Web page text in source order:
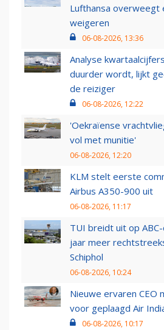
Lufthansa overweegt
weigeren
06-08-2026, 13:36
Analyse
duurder wordt, lijkt
de reiziger
06-08-2026, 12:22
'Oekraïense
vol met munitie'
06-08-2026, 12:20
KLM stelt eerste
Airbus A350-900 uit
06-08-2026, 11:17
TUI breidt uit op
jaar meer
Schiphol
06-08-2026, 10:24
Nieuwe ervaren CEO
voor geplaagd Air
06-08-2026, 10:17